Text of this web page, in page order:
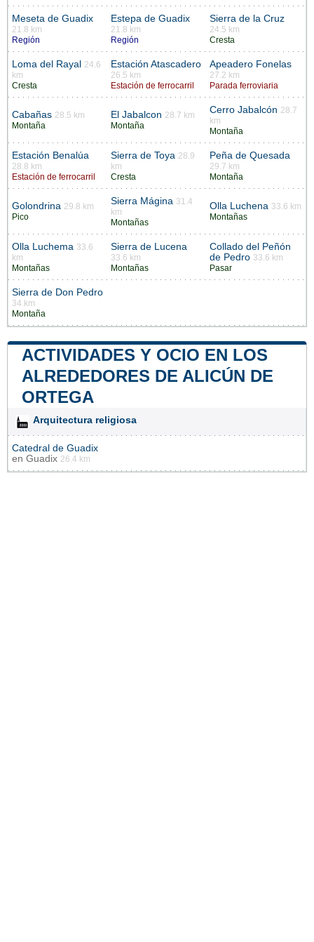
Meseta de Guadix
21.8 km
Región
Estepa de Guadix
21.8 km
Región
Sierra de la Cruz
24.5 km
Cresta
Loma del Rayal
24.6
km
Cresta
Estación Atascadero
26.5 km
Estación de ferrocarril
Apeadero Fonelas
27.2 km
Parada ferroviaria
Cabañas 28.5 km
Montaña
El Jabalcon 28.7 km
Montaña
Cerro Jabalcón 28.7
km
Montaña
Estación Benalúa
28.8 km
Estación de ferrocarril
Sierra de Toya 28.9
km
Cresta
Peña de Quesada
29.7 km
Montaña
Golondrina 29.8 km
Pico
Sierra Mágina 31.4
km
Montañas
Olla Luchena 33.6 km
Montañas
Olla Luchema 33.6
km
Montañas
Sierra de Lucena
33.6 km
Montañas
Collado del Peñón
de Pedro 33.6 km
Pasar
Sierra de Don Pedro
34 km
Montaña
ACTIVIDADES Y OCIO EN LOS
ALREDEDORES DE ALICÚN DE
ORTEGA
Arquitectura religiosa
Catedral de Guadix
en Guadix 26.4 km